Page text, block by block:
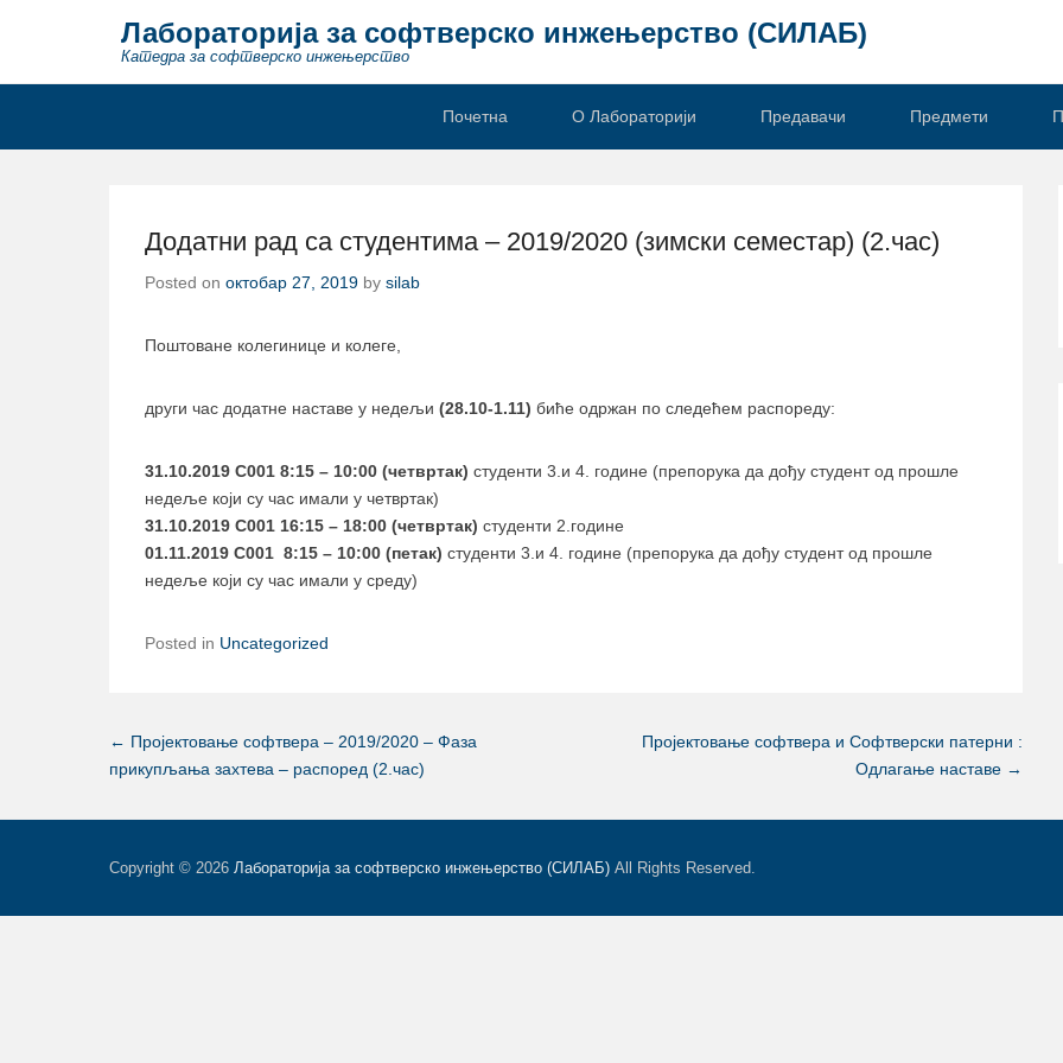
Лабораторија за софтверско инжењерство (СИЛАБ)
Катедра за софтверско инжењерство
Почетна
О Лабораторији Предавачи Предмети
Додатни рад са студентима – 2019/2020 (зимски семестар) (2.час)
Posted on октобар 27, 2019 by silab
Поштоване колегинице и колеге,
други час додатне наставе у недељи (28.10-1.11) биће одржан по следећем распореду:
31.10.2019 C001 8:15 – 10:00 (четвртак) студенти 3.и 4. године (препорука да дођу студент од прошле
недеље који су час имали у четвртак)
31.10.2019 C001 16:15 – 18:00 (четвртак) студенти 2.године
01.11.2019 C001 8:15 – 10:00 (петак) студенти 3.и 4. године (препорука да дођу студент од прошле
недеље који су час имали у среду)
Posted in Uncategorized
Post navigation
← Пројектовање софтвера – 2019/2020 – Фаза
прикупљања захтева – распоред (2.час)
Пројектовање софтвера и Софтверски патерни :
Одлагање наставе →
Copyright © 2026 Лабораторија за софтверско инжењерство (СИЛАБ) All Rights Reserved.